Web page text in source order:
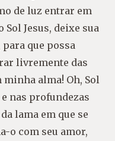
de luz entrar em
Jesus, deixe sua
que possa
livremente das
alma! Oh, Sol
nas profundezas
lama em que se
o com seu amor,